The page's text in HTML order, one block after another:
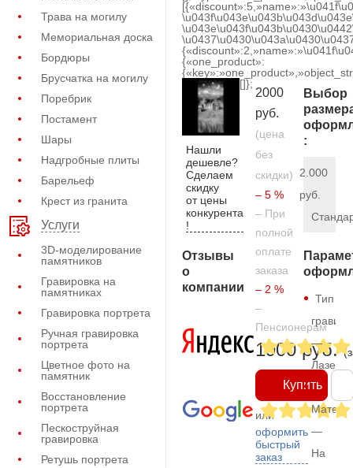
Трава на могилу
Мемориальная доска
Бордюры
Брусчатка на могилу
Поребрик
Постамент
Шары
Надгробные плиты
Барельеф
Крест из гранита
Услуги
3D-моделирование
памятников
Гравировка на
памятниках
Гравировка портрета
Ручная гравировка
портрета
Цветное фото на
памятник
Восстановление
портрета
Пескоструйная
гравировка
Ретушь портрета
{«one_product»:
[]};
Нашли
дешевле?
Сделаем
скидку
от цены
конкурента
!
Отзывы
о
компании
2000
руб.
(цена
без
скидки)
– 5 %
– При
полной
оплате
заказа
– 2 %
–
Пенсионерам
1900 руб.
Купить
или
оформить
быстрый
заказ
Выбор
:
2.000
руб.
Тип
—
—
На